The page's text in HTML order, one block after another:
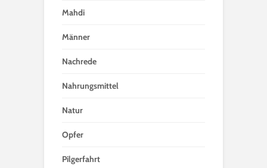
Mahdi
Männer
Nachrede
Nahrungsmittel
Natur
Opfer
Pilgerfahrt